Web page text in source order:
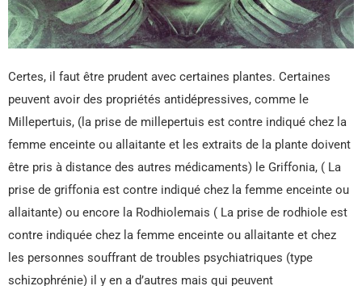
Certes, il faut être prudent avec certaines plantes. Certaines
peuvent avoir des propriétés antidépressives, comme le
Millepertuis, (la prise de millepertuis est contre indiqué chez la
femme enceinte ou allaitante et les extraits de la plante doivent
être pris à distance des autres médicaments) le Griffonia, ( La
prise de griffonia est contre indiqué chez la femme enceinte ou
allaitante) ou encore la Rodhiolemais ( La prise de rodhiole est
contre indiquée chez la femme enceinte ou allaitante et chez
les personnes souffrant de troubles psychiatriques (type
schizophrénie) il y en a d’autres mais qui peuvent